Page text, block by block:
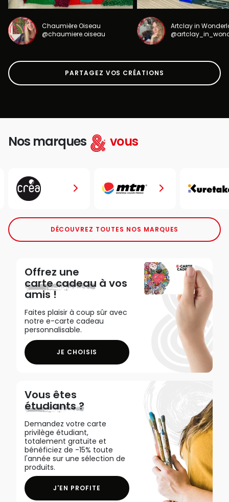
Chaumière Oiseau
@chaumiere.oiseau
Artclay in
PARTAGEZ VOS CRÉATIONS
Nos marques vous
DÉCOUVREZ TOUTES NOS MARQUES
Offrez une
carte cadeau à vos
amis !
Faites plaisir à coup sûr avec
notre e-carte cadeau
personnalisable.
JE CHOISIS
Vous êtes
étudiants ?
Demandez votre carte
privilège étudiant,
totalement gratuite et
bénéficiez de -15% toute
l'année sur une sélection de
produits.
J'EN PROFITE